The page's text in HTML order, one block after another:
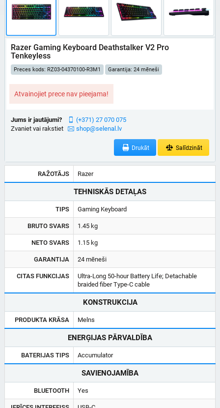
Razer Gaming Keyboard Deathstalker V2 Pro
Tenkeyless
Preces kods: RZ03-04370100-R3M1 Garantija: 24 mēneši
Atvainojiet prece nav pieejama!
Jums ir jautājumi?
Zvaniet vai rakstiet
(+371) 27 070 075
shop@selenal.lv
Drukāt Salīdzināt
RAŽOTĀJS Razer
TEHNISKĀS DETAĻAS
TIPS Gaming Keyboard
BRUTO SVARS 1.45 kg
NETO SVARS 1.15 kg
GARANTIJA 24 mēneši
CITAS FUNKCIJAS
Ultra-Long 50-hour Battery Life; Detachable
braided fiber Type-C cable
KONSTRUKCIJA
PRODUKTA KRĀSA Melns
ENERĢIJAS PĀRVALDĪBA
BATERIJAS TIPS Accumulator
SAVIENOJAMĪBA
BLUETOOTH Yes